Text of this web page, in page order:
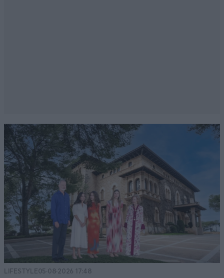
LIFESTYLE05·08·2026 17:48